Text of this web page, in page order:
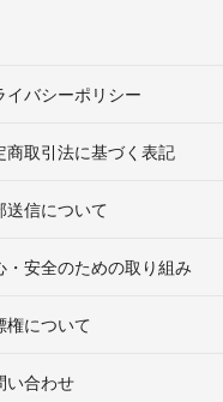
イバシーポリシー
商取引法に基づく表記
送信について
・安全のための取り組み
権について
い合わせ